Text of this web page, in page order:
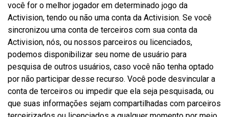
você for o melhor jogador em determinado jogo da
Activision, tendo ou não uma conta da Activision. Se você
sincronizou uma conta de terceiros com sua conta da
Activision, nós, ou nossos parceiros ou licenciados,
podemos disponibilizar seu nome de usuário para
pesquisa de outros usuários, caso você não tenha optado
por não participar desse recurso. Você pode desvincular a
conta de terceiros ou impedir que ela seja pesquisada, ou
que suas informações sejam compartilhadas com parceiros